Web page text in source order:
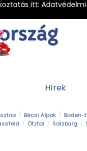
itt:
Hírek
Bécsi Alpok Boden-
Ötztal Salzburg